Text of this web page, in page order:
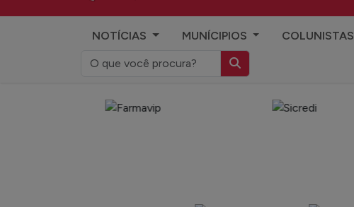
Campo Erê.com
NOTÍCIAS MUNÍCIPIOS COLUNISTAS